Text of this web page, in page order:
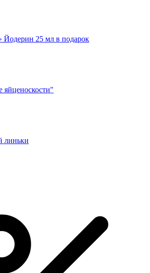
Йодерин 25 мл в подарок
линьки